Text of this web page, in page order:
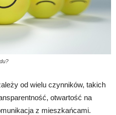
od wielu czynników, takich
otwartość na
z mieszkańcami.